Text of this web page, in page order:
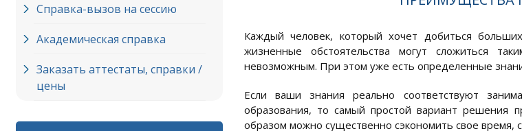
Справка-вызов на сессию
Академическая справка
Заказать аттестаты, справки /
цены
Каждый человек, который хочет добиться
жизненные обстоятельства могут сложиться
невозможным. При этом уже есть определенные
Если ваши знания реально соответствуют
образования, то самый простой вариант решения
образом можно существенно сэкономить свое время,